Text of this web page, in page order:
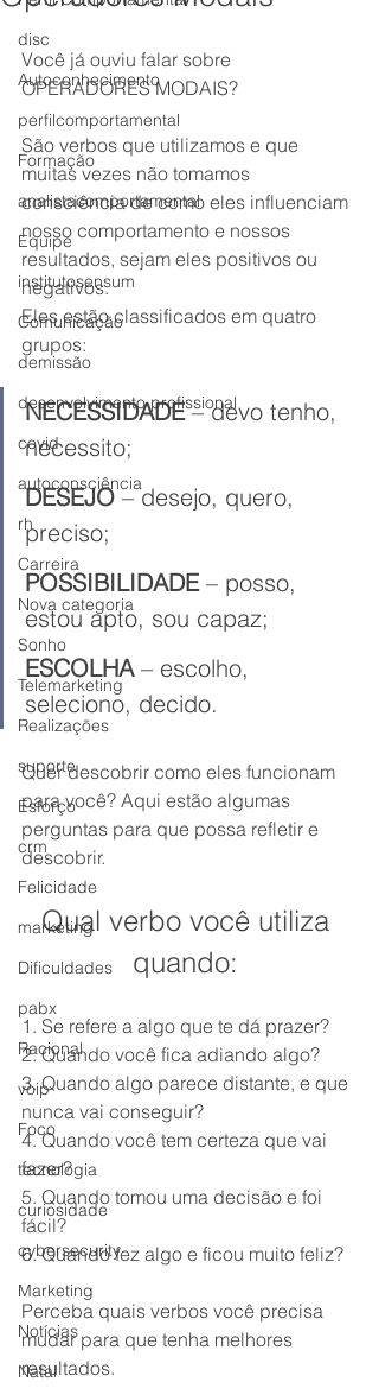
disc
Autoconhecimento
perfilcomportamental
Formação
analistacomportamental
Equipe
institutosensum
Comunicação
demissão
desenvolvimento profissional
covid
autoconsciência
rh
Carreira
Nova categoria
Sonho
Telemarketing
Realizações
suporte
Esforço
crm
Felicidade
marketing
Dificuldades
pabx
Racional
voip
Foco
tecnologia
curiosidade
cybersecurity
Marketing
Notícias
Natal
Você já ouviu falar sobre
OPERADORES MODAIS?
São verbos que utilizamos e que
muitas vezes não tomamos
consciência de como eles influenciam
nosso comportamento e nossos
resultados, sejam eles positivos ou
negativos.
Eles estão classificados em quatro
grupos:
NECESSIDADE – devo tenho,
necessito;
DESEJO – desejo, quero,
preciso;
POSSIBILIDADE – posso,
estou apto, sou capaz;
ESCOLHA – escolho,
seleciono, decido.
Quer descobrir como eles funcionam
para você? Aqui estão algumas
perguntas para que possa refletir e
descobrir.
Qual verbo você utiliza
quando:
1. Se refere a algo que te dá prazer?
2. Quando você fica adiando algo?
3. Quando algo parece distante, e que
nunca vai conseguir?
4. Quando você tem certeza que vai
fazer?
5. Quando tomou uma decisão e foi
fácil?
6. Quando fez algo e ficou muito feliz?
Perceba quais verbos você precisa
mudar para que tenha melhores
resultados.